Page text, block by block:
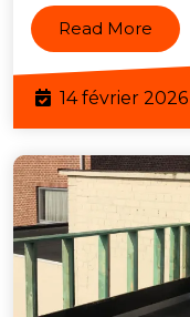
Read More Read
More
14 février 2026